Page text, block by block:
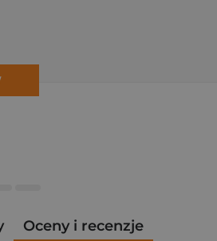
Oceny i recenzje